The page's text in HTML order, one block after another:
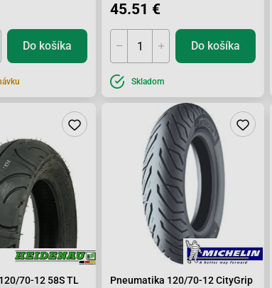
Do košíka
45.51 €
Do košíka
Skladom
70-12 58S TL
Pneumatika 120/70-12 CityGrip